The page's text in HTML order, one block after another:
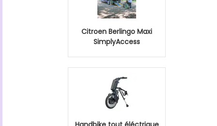
Citroen Berlingo Maxi
SimplyAccess